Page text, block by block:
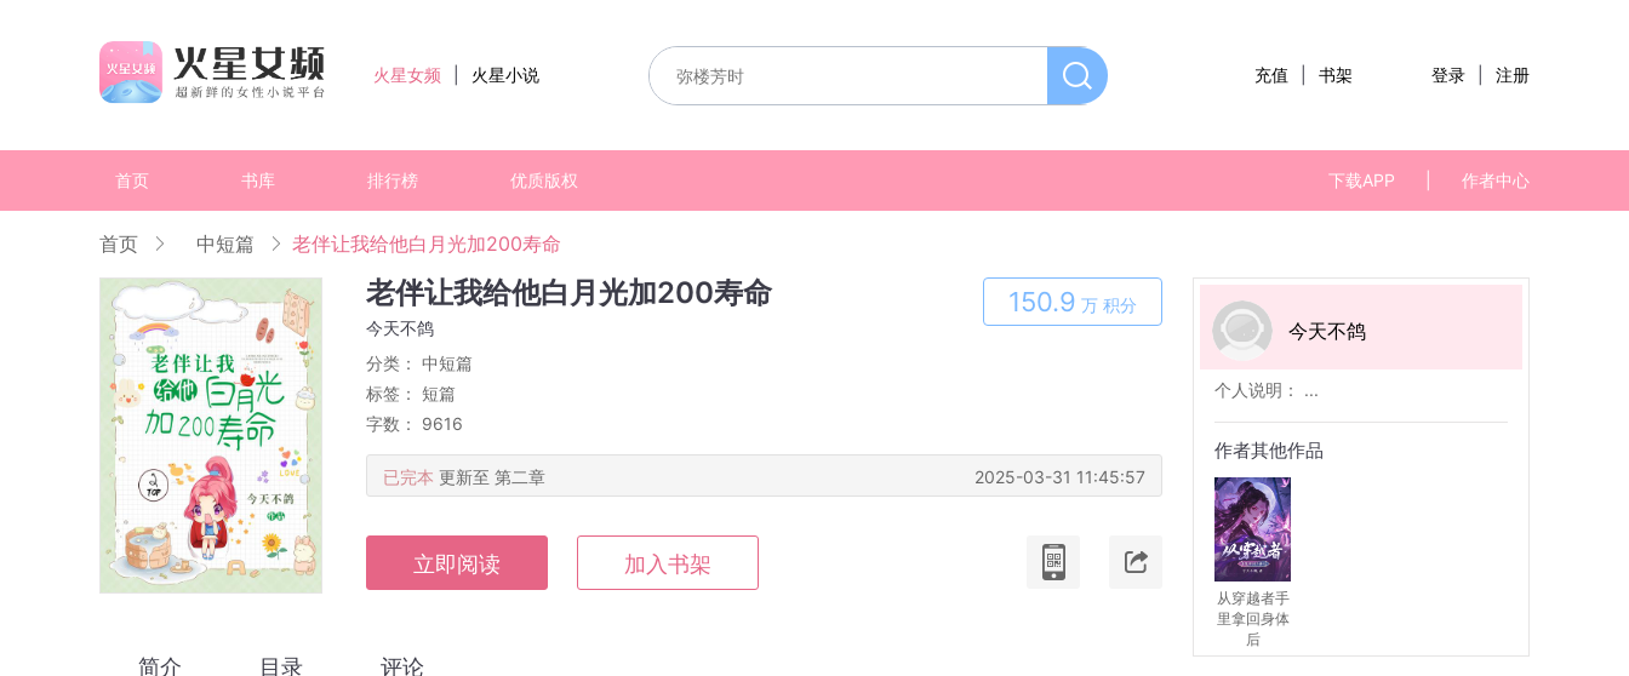
火星小说
火星女频 注册
登录
书架
充值
首页 书库 排行榜 优质版权 下载APP 作者中心
首页 中短篇 老伴让我给他白月光加200寿命
老伴让我给他白月光加200寿命
今天不鸽
分类： 中短篇
标签： 短篇
字数： 9616
已完本 更新至 第二章 2025-03-31 11:45:57
立即阅读 加入书架
150.9 万 积分
简介 目录 评论
今天不鸽
个人说明： ...
作者其他作品
从穿越者手
里拿回身体
后